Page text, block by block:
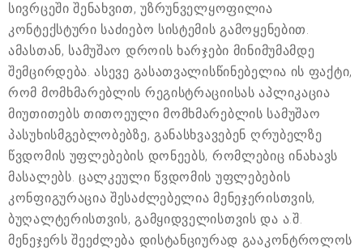
სივრცეში შენახვით, უზრუნველყოფილია
კონტექსტური საძიებო სისტემის გამოყენებით.
ამასთან, სამუშაო დროის ხარჯები მინიმუმამდე
შემცირდება. ასევე გასათვალისწინებელია ის ფაქტი,
რომ მომხმარებლის რეგისტრაციისას აპლიკაცია
მიუთითებს თითოეული მომხმარებლის სამუშაო
პასუხისმგებლობებზე, განასხვავებენ ღრუბელზე
წვდომის უფლებების დონეებს, რომლებიც ინახავს
მასალებს. ცალკეული წვდომის უფლებების
კონფიგურაცია შესაძლებელია მენეჯერისთვის,
ბუღალტერისთვის, გამყიდველისთვის და ა.შ.
მენეჯერს შეეძლება დისტანციურად გააკონტროლოს